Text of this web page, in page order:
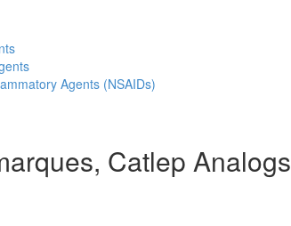
Agents (NSAIDs)
Catlep Analogs